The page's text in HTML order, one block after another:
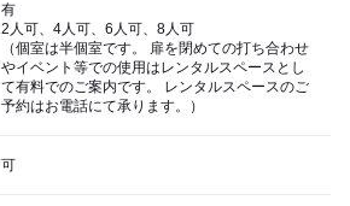
有
2人可、4人可、6人可、8人可
（個室は半個室です。 扉を閉めての打ち合わせ
やイベント等での使用はレンタルスペースとし
て有料でのご案内です。 レンタルスペースのご
予約はお電話にて承ります。）
可